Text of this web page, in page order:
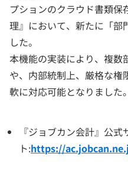
プションのクラウド書類
理』において、新たに「部
した。
本機能の実装により、複数
や、内部統制上、厳格な権
軟に対応可能となりました。
『ジョブカン会計』公式
ト:https://